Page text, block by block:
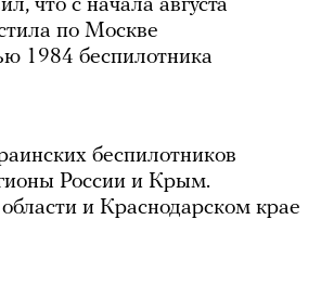
что с начала августа
по Москве
1984 беспилотника
беспилотников
России и Крым.
и Краснодарском крае